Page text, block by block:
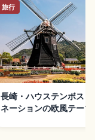
旅行
長崎・ハウステンボス｜
ネーションの欧風テーマ